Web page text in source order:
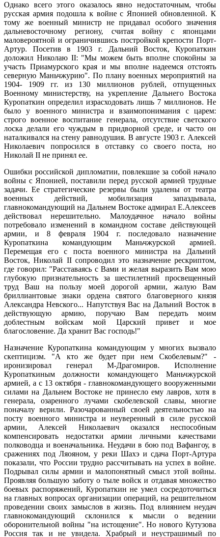
Однако всего этого оказалось явно недостаточным, чтобы
русская армия подошла к войне с Японией обновленной. К
тому же военный министр не придавал особого значения
дальневосточному региону, считая войну с японцами
маловероятной и ограничившись постройкой крепости Порт-
Артур. Посетив в 1903 г. Дальний Восток, Куропаткин
доложил Николаю II: "Мы можем быть вполне спокойны за
участь Приамурского края и мы вполне надеемся отстоять
северную Маньчжурию". По плану военных мероприятий на
1904- 1909 гг. из 130 миллионов рублей, отпущенных
Военному министерству, на укрепление Дальнего Востока
Куропаткин определил израсходовать лишь 7 миллионов. Не
было у военного министра и взаимопонимания с царем:
строго военное воспитание генерала, отсутствие светского
лоска делали его чуждым в придворной среде, и часто он
наталкивался на стену равнодушия. В августе 1903 г. Алексей
Николаевич попросился в отставку со своего поста, но
Николай II не принял ее.
Ошибки российской дипломатии, повлекшие за собой начало
войны с Японией, поставили перед русской армией трудные
задачи. Ее стратегические резервы были удалены от театра
военных действий, мобилизация запаздывала,
главнокомандующий на Дальнем Востоке адмирал Е.Алексеев
действовал нерешительно. Малоудачное начало войны
потребовало изменений в командном составе действующей
армии, и 8 февраля 1904 г. последовало назначение
Куропаткина командующим Маньчжурской армией.
Перемещая его с поста военного министра на Дальний
Восток, Николай II сопроводил это назначение рескриптом,
где говорил: "Расставаясь с Вами и желая выразить Вам мою
глубокую признательность за шестилетний просвещенный
труд Ваш на пользу моей дорогой армии, жалую Вам
бриллиантовые знаки ордена святого благоверного князя
Александра Невского... Напутствуя Вас на Дальний Восток в
действующую армию, поручаю Вам передать моим
доблестным войскам мой Царский привет и мое
благословение. Да хранит Вас господь!"
Назначение Куропаткина командующим у многих вызвало
скептицизм. "А кто же будет при нем Скобелевым?" -
иронизировал генерал М-Драгомиров. Исполнение
Куропаткиным должности командующего Маньчжурской
армией, а с 13 октября - главнокомандующего вооруженными
силами на Дальнем Востоке не принесло ему лавров, хотя в
генерала, озаренного лучами скобелевской славы, многие
поначалу верили. Разочарованный своей деятельностью на
посту военного министра и неуверенный в силе русской
армии, Алексей Николаевич оказался неспособным
компенсировать недостатки армии личными качествами
полководца и военачальника. Неудачи в бою под Вафангоу, в
сражениях под Ляояном, у реки Шахэ и сдача Порт-Артура
показали, что России трудно рассчитывать на успех в войне.
Подрывал силы армии и малопонятный смысл этой войны.
Проявляя большую заботу о тыле войск и отдавая множество
боевых распоряжений, Куропаткин не умел сосредоточиться
на главных вопросах организации операций, на решительном
проведении своих замыслов в жизнь. Под влиянием неудач
главнокомандующий склонился к мысли о ведении
оборонительной войны "на истощение". Но нового Кутузова
Россия так и не увидела. Храбрый и неустрашимый по